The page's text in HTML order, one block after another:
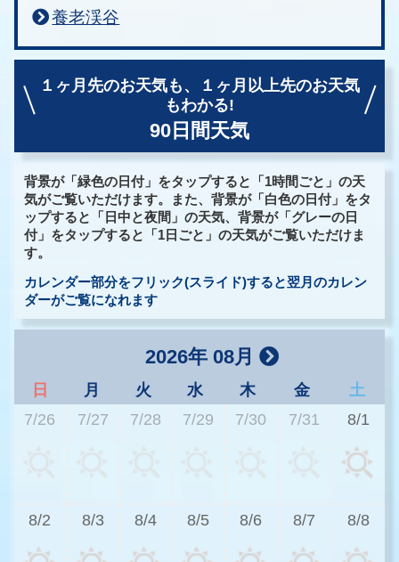
養老渓谷
１ヶ月先のお天気も、
１ヶ月以上先のお天気
もわかる!
90日間天気
背景が「緑色の日付」をタップすると「1時間ごと」の天
気がご覧いただけます。また、背景が「白色の日付」をタ
ップすると「日中と夜間」の天気、背景が「グレーの日
付」をタップすると「1日ごと」の天気がご覧いただけま
す。
カレンダー部分をフリック(スライド)すると翌月のカレン
ダーがご覧になれます
2026年 08月
日 月 火 水 木 金
土
7/26
7/27 7/28 7/29 7/30 7/31 8/1
8/2 8/3 8/4 8/5 8/6 8/7 8/8